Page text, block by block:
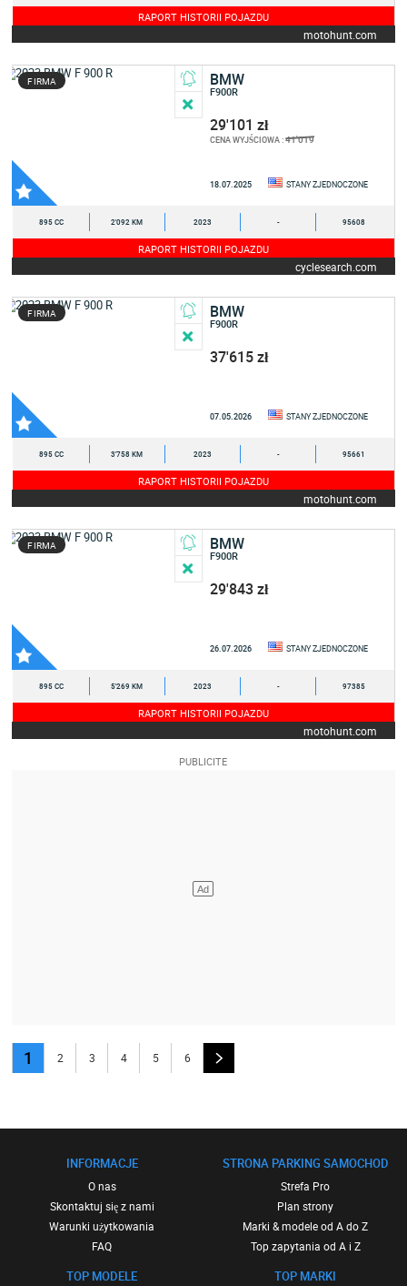
RAPORT HISTORII POJAZDU
motohunt.com
FIRMA BMW
F900R
29'101 zł
CENA WYJŚCIOWA :41'019
18.07.2025 STANY ZJEDNOCZONE
895 CC 2'092 KM 2023 - 95608
RAPORT HISTORII POJAZDU
cyclesearch.com
FIRMA BMW
F900R
37'615 zł
07.05.2026 STANY ZJEDNOCZONE
895 CC 3'758 KM 2023 - 95661
RAPORT HISTORII POJAZDU
motohunt.com
FIRMA BMW
F900R
29'843 zł
26.07.2026 STANY ZJEDNOCZONE
895 CC 5'269 KM 2023 - 97385
RAPORT HISTORII POJAZDU
motohunt.com
1 2 3 4 5 6
INFORMACJE
O nas
Skontaktuj się z nami
Warunki użytkowania
FAQ
TOP MODELE
STRONA PARKING SAMOCHOD
Strefa Pro
Plan strony
Marki & modele od A do Z
Top zapytania od A i Z
TOP MARKI